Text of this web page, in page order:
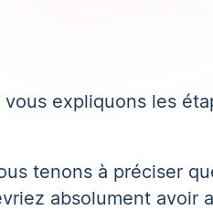
vous expliquons les
tenons à préciser
absolument avoir